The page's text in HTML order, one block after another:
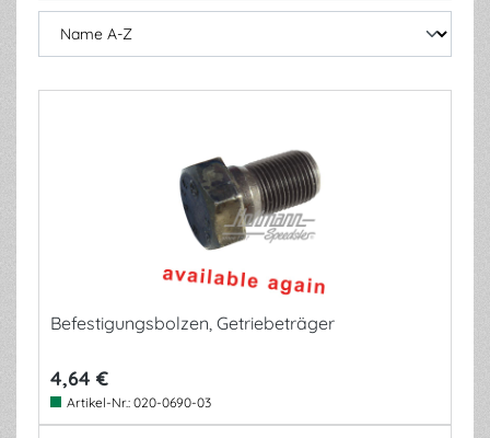
Befestigungsbolzen, Getriebeträger
4,64 €
Artikel-Nr.: 020-0690-03